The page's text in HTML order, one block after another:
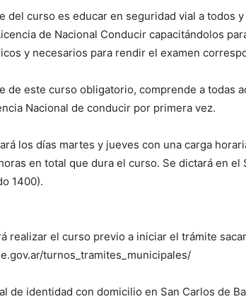
del curso es educar en seguridad vial a todos
de Nacional Conducir capacitándolos
y necesarios para rendir el examen
de este curso obligatorio, comprende a todas
Nacional de conducir por primera vez.
los días martes y jueves con una carga
en total que dura el curso. Se dictará en el
1400).
realizar el curso previo a iniciar el trámite
turnos_tramites_municipales/
de identidad con domicilio en San Carlos de